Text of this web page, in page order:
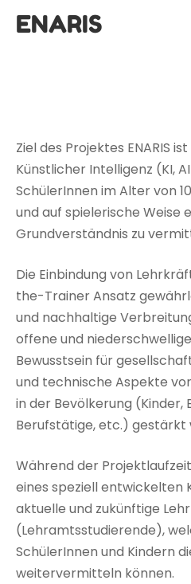
ENARIS
Ziel des Projektes ENARIS
Künstlicher Intelligenz (KI,
SchülerInnen im Alter von
und auf spielerische Weise
Grundverständnis zu
Die Einbindung von
the-Trainer Ansatz
und nachhaltige
offene und
Bewusstsein für
und technische Aspekte
in der Bevölkerung (Kinder,
Berufstätige, etc.) gestärkt
Während der
eines speziell entwickelten
aktuelle und zukünftige
(Lehramtsstudierende),
SchülerInnen und Kindern
weitervermitteln können.